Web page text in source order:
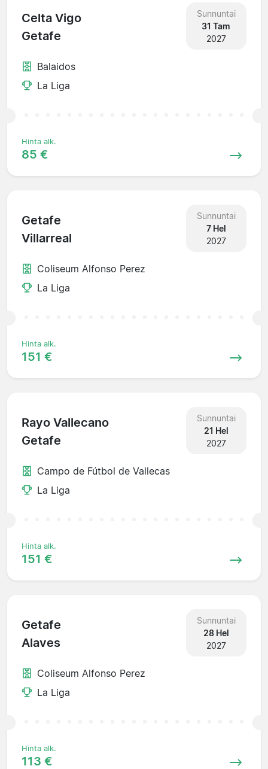
Celta Vigo
Getafe
Sunnuntai
31 Tam
2027
Balaidos
La Liga
Hinta alk.
85 €
Getafe
Villarreal
Sunnuntai
7 Hel
2027
Coliseum Alfonso Perez
La Liga
Hinta alk.
151 €
Rayo Vallecano
Getafe
Sunnuntai
21 Hel
2027
Campo de Fútbol de Vallecas
La Liga
Hinta alk.
151 €
Getafe
Alaves
Sunnuntai
28 Hel
2027
Coliseum Alfonso Perez
La Liga
Hinta alk.
113 €